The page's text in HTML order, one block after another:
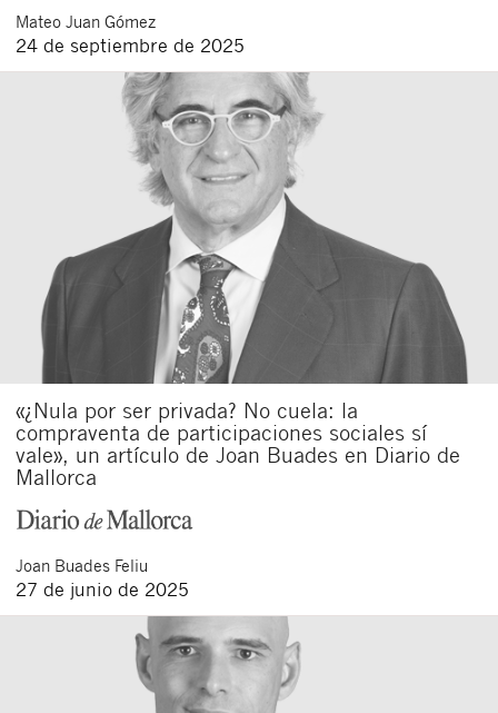
Mateo Juan Gómez
24 de septiembre de 2025
«¿Nula por ser privada? No cuela: la
compraventa de participaciones sociales sí
vale», un artículo de Joan Buades en Diario de
Mallorca
Joan Buades Feliu
27 de junio de 2025